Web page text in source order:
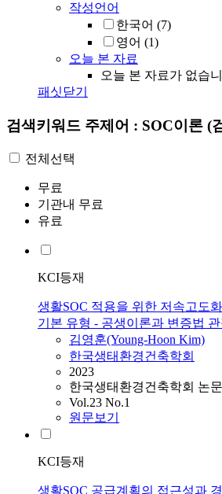
작성언어
한국어 (7)
영어 (1)
오늘 본 자료
오늘 본 자료가 없습
패싯닫기
검색키워드 주제어 : SOC이론 (
전체선택
무료
기관내 무료
유료
KCI등재
생활SOC 적용을 위한 저속고도
기본 유형 - 공생이론과 변증법
김영훈(Young-Hoon Kim)
한국생태환경건축학회
2023
한국생태환경건축학회 논
Vol.23 No.1
원문보기
KCI등재
생활SOC 공급계획의 접근성과